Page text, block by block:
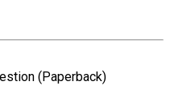
(Paperback)